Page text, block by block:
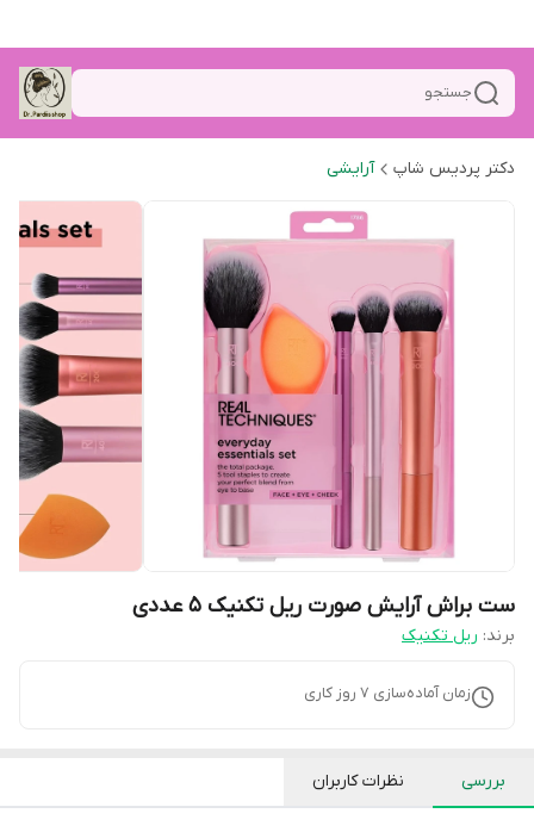
جستجو
دکتر پردیس شاپ آرایشی
ست براش آرایش صورت ریل تکنیک 5 عددی
برند: ریل تکنیک
زمان آماده‌سازی 7 روز کاری
بررسی نظرات کاربران